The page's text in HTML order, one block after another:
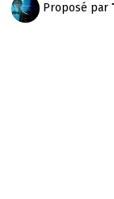
Proposé par